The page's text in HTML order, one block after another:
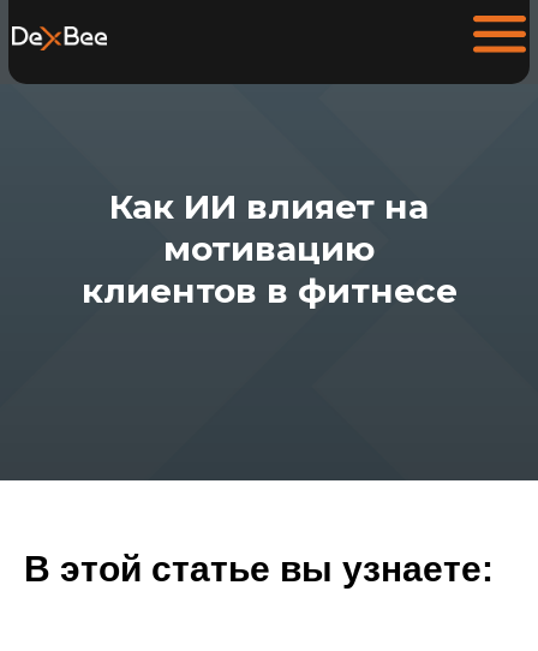
Как ИИ влияет на
мотивацию
клиентов в фитнесе
В этой статье вы узнаете: